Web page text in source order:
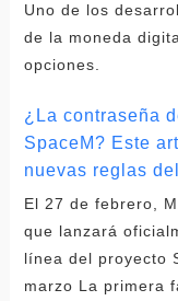
Uno de los
de la moneda
opciones.
¿La contraseña
SpaceM? Este
nuevas reglas
El 27 de febrero,
que lanzará
línea del proyecto
marzo La primera